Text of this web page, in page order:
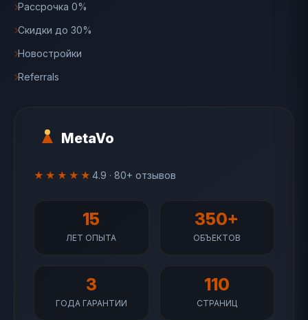
MetaVo
★★★★★ 4.9 · 80+ отзывов
15
ЛЕТ ОПЫТА
350+
ОБЪЕКТОВ
3
ГОДА ГАРАНТИИ
110
СТРАНИЦ
Рассрочка 0%
Скидки до 30%
Новостройки
Referrals